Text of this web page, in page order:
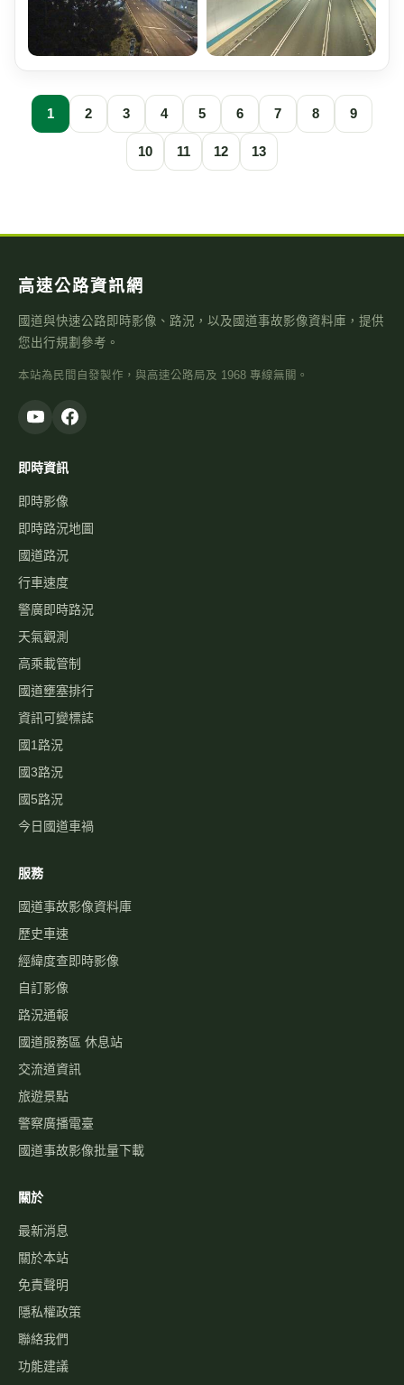
1 2 3 4 5 6 7 8 9
10 11 12 13
高速公路資訊網
國道與快速公路即時影像、路況，以及國道事故影像資料庫，提供
您出行規劃參考。
本站為民間自發製作，與高速公路局及 1968 專線無關。
即時資訊
即時影像
即時路況地圖
國道路況
行車速度
警廣即時路況
天氣觀測
高乘載管制
國道壅塞排行
資訊可變標誌
國1路況
國3路況
國5路況
今日國道車禍
服務
國道事故影像資料庫
歷史車速
經緯度查即時影像
自訂影像
路況通報
國道服務區 休息站
交流道資訊
旅遊景點
警察廣播電臺
國道事故影像批量下載
關於
最新消息
關於本站
免責聲明
隱私權政策
聯絡我們
功能建議